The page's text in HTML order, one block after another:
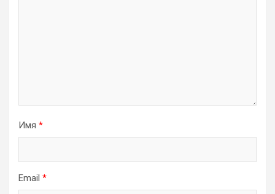
Имя *
Email *